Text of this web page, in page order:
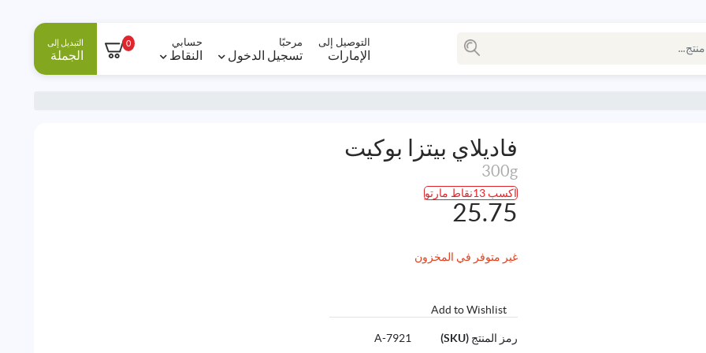
التوصيل إلى
الإمارات
مرحبًا
تسجيل الدخول
حسابي
النقاط
0 التبديل إلى
الجملة
فاديلاي بيتزا بوكيت
300g
اكسب 13نقاط مارتو
25.75
غير متوفر في المخزون
Add to Wishlist
رمز المنتج (SKU)
7921-A